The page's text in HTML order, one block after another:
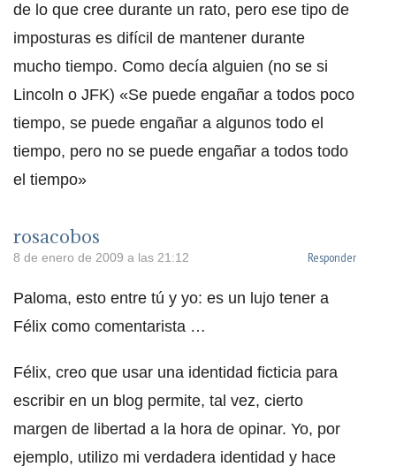
de lo que cree durante un rato, pero ese tipo de
imposturas es difícil de mantener durante
mucho tiempo. Como decía alguien (no se si
Lincoln o JFK) «Se puede engañar a todos poco
tiempo, se puede engañar a algunos todo el
tiempo, pero no se puede engañar a todos todo
el tiempo»
rosacobos
8 de enero de 2009 a las 21:12 Responder
Paloma, esto entre tú y yo: es un lujo tener a
Félix como comentarista …
Félix, creo que usar una identidad ficticia para
escribir en un blog permite, tal vez, cierto
margen de libertad a la hora de opinar. Yo, por
ejemplo, utilizo mi verdadera identidad y hace